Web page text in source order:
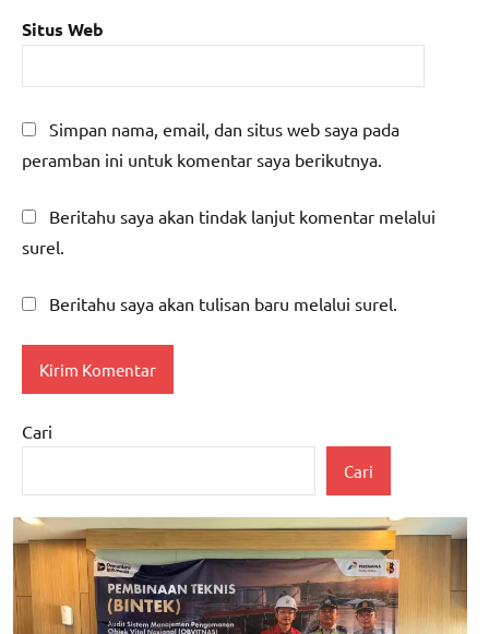
Situs Web
Simpan nama, email, dan situs web saya pada
peramban ini untuk komentar saya berikutnya.
Beritahu saya akan tindak lanjut komentar melalui
surel.
Beritahu saya akan tulisan baru melalui surel.
Cari
Cari